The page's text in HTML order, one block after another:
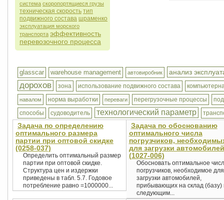
система скоропортящиеся грузы
техническая скорость тип
подвижного состава шраменко
эксплуатация морского
транспорта эффективность
перевозочного процесса
glasscar warehouse management автовиробник анализ
дорохов зона использование подвижного состава
навалом норма выработки переваги перегрузочные процессы
способы
судоводитель технологический параметр
Задача по определению
оптимального размера
партии при оптовой скидке
(0258-037)
Определить оптимальный размер
партии при оптовой скидке.
Структура цен и издержки
приведены в табл. 5.7. Годовое
потребление равно =1000000...
Задача по обоснованию
оптимального числа
погрузчиков,
для загрузки автомобилей
(1027-006)
Обосновать оптимальное
погрузчиков, необходимое для
загрузки автомобилей,
прибывающих на склад (базу)
следующим...